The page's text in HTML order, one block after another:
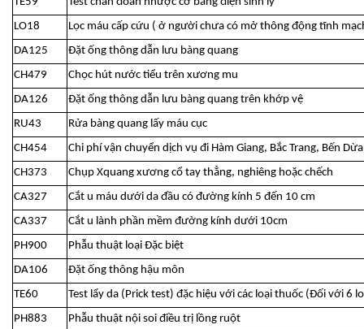
LO18
Lọc máu cấp cứu ( ở người chưa có mở thông động tĩnh
DA125
Đặt ống thông dẫn lưu bàng quang
CH479
Chọc hút nước tiểu trên xương mu
DA126
Đặt ống thông dẫn lưu bàng quang trên khớp vệ
RU43
Rửa bàng quang lấy máu cục
CH454
Chi phí vận chuyển dịch vụ đi Hàm Giang, Bắc Trang, Bến Dừa
CH373
Chụp Xquang xương cổ tay thẳng, nghiêng hoặc chếch
CA327
Cắt u máu dưới da đầu có đường kính 5 đến 10 cm
CA337
Cắt u lành phần mềm đường kính dưới 10cm
PH900
Phẫu thuật loại Đặc biệt
DA106
Đặt ống thông hậu môn
TE60
Test lẩy da (Prick test) đặc hiệu với các loại thuốc (Đối với 6
PH883
Phẫu thuật nội soi điều trị lồng ruột